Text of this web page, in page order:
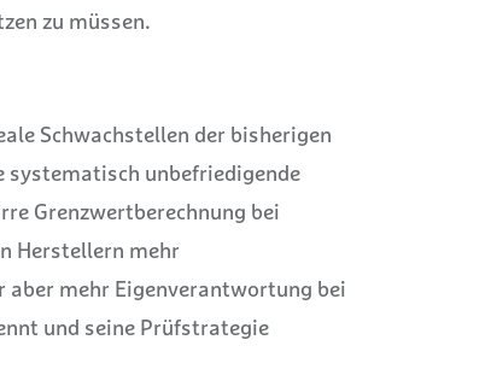
zu müssen.
Schwachstellen der bisherigen
systematisch unbefriedigende
Grenzwertberechnung bei
Herstellern mehr
mehr Eigenverantwortung bei
und seine Prüfstrategie